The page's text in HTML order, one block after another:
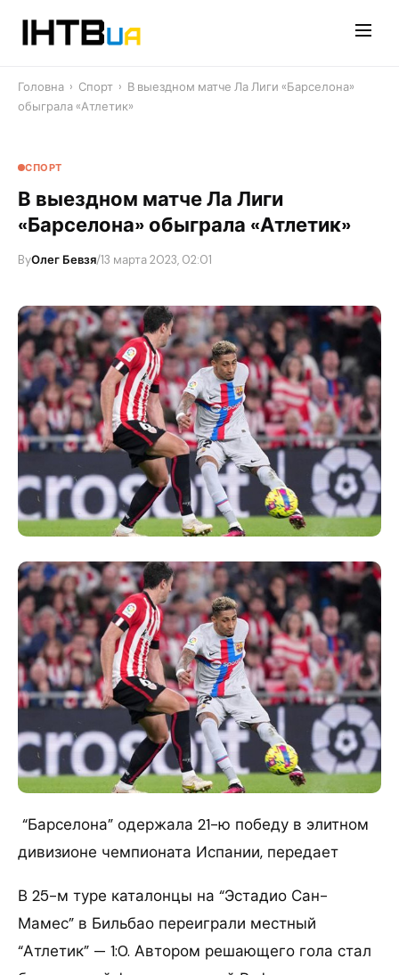
Головна › Спорт › В выездном матче Ла Лиги «Барселона»
обыграла «Атлетик»
СПОРТ
В выездном матче Ла Лиги
«Барселона» обыграла «Атлетик»
ByОлег Бевзя/13 марта 2023, 02:01
“Барселона” одержала 21-ю победу в элитном
дивизионе чемпионата Испании, передает
В 25-м туре каталонцы на “Эстадио Сан-
Мамес” в Бильбао переиграли местный
“Атлетик” — 1:0. Автором решающего гола стал